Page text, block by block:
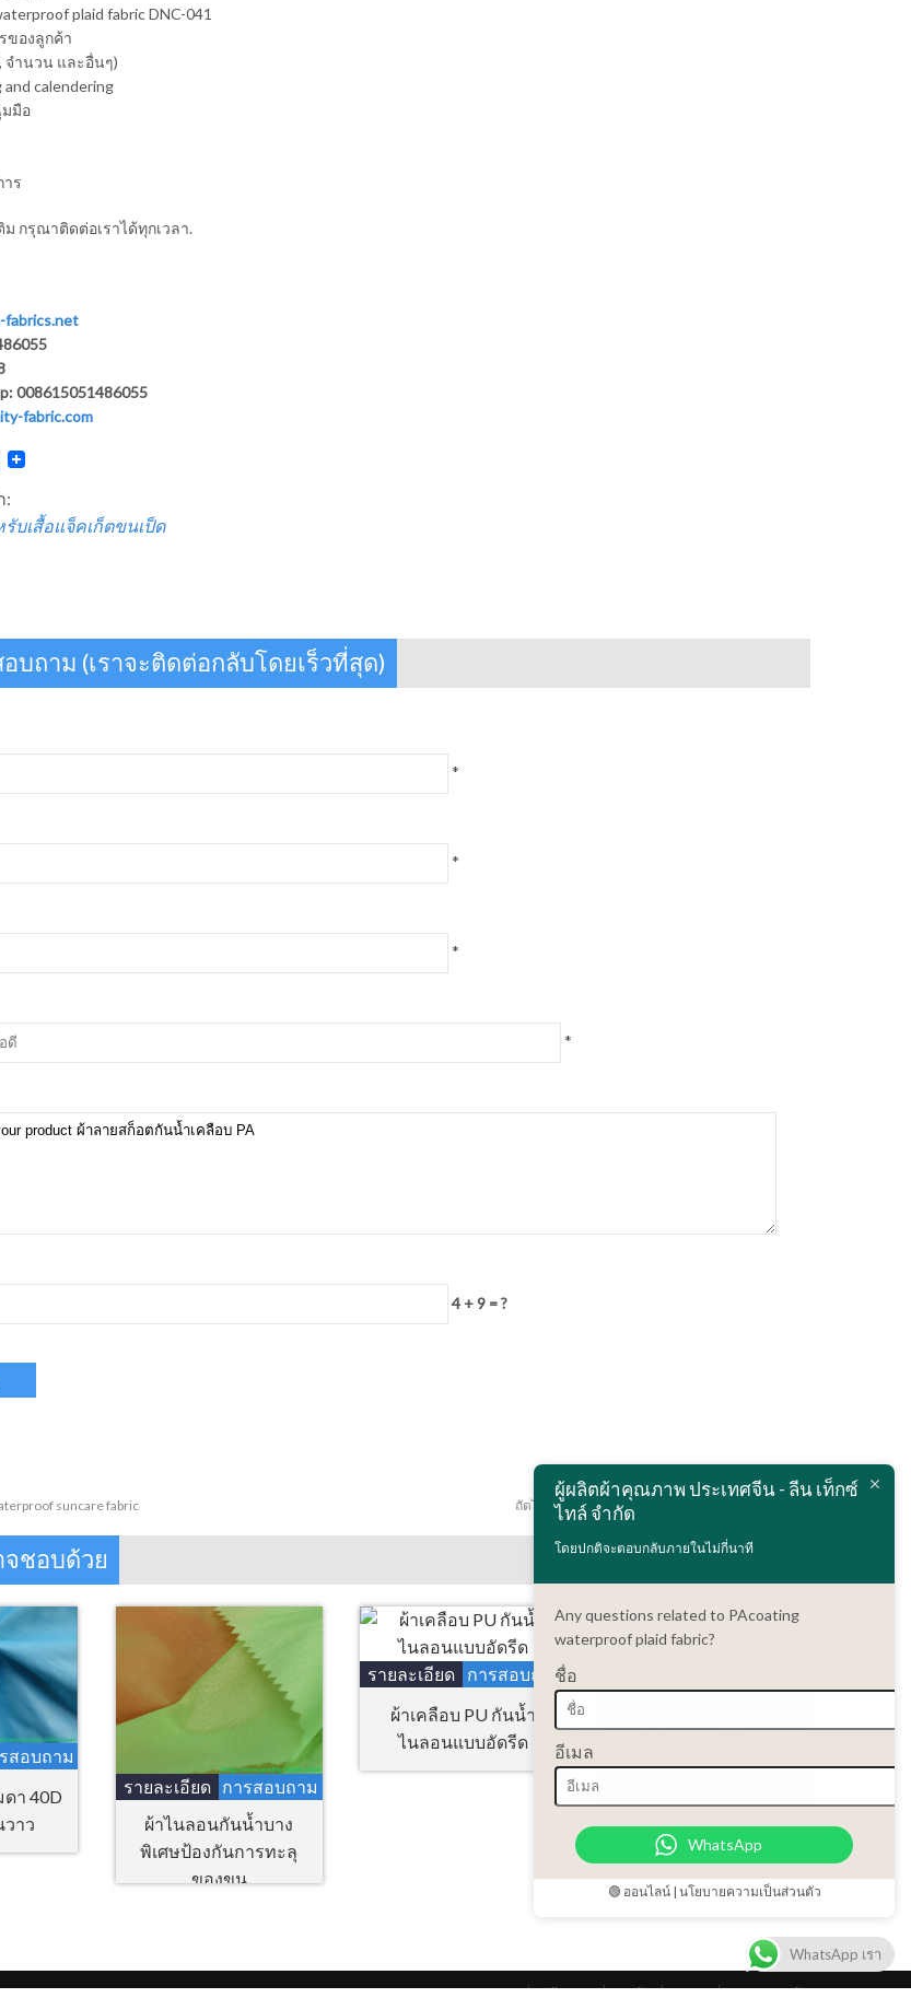
plaid fabric DNC-041
ของลูกค้า
จำนวน และอื่นๆ)
calendering
มือ
าร
กรุณาติดต่อเราได้ทุกเวลา.
fabrics.net
008615051486055
fabric.com
:
บเสื้อแจ็คเก็ตขนเป็ด
บถาม (เราจะติดต่อกลับโดยเร็วที่สุด)
*
*
*
*
4 + 9 = ?
suncare fabric ถัดไป: ผ้าไนลอนกันน้ำ 20D น้ำหนักเบา ผ่านการอบรีด
ชอบด้วย
สอบถาม
า 40D
าว
รายละเอียด การสอบถาม
ผ้าไนลอนกันน้ำบาง
พิเศษป้องกันการทะลุ
ของขน
รายละเอียด
การสอบถาม
ผ้าเคลือบ PU กันน้ำ
ไนลอนแบบอัดรีด
สำหรับเครื่องรีดผ้าแบบ
หน้าแรก สินค้า ติดต่อ บริการลูกค้า
ผู้ผลิตผ้าคุณภาพ ประเทศจีน - ลีน เท็กซ์
ไทล์ จำกัด
โดยปกติจะตอบกลับภายในไม่กี่นาที
Any questions related to PAcoating
waterproof plaid fabric?
ชื่อ
อีเมล
WhatsApp
🟢 ออนไลน์ | นโยบายความเป็นส่วนตัว
WhatsApp เรา